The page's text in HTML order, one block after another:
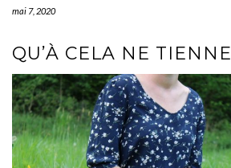
mai 7, 2020
QU’À CELA NE TIENNE